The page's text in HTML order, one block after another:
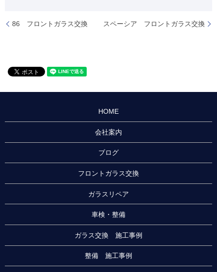
86 フロントガラス交換 スペーシア フロントガラス交換
HOME
会社案内
ブログ
フロントガラス交換
ガラスリペア
車検・整備
ガラス交換 施工事例
整備 施工事例